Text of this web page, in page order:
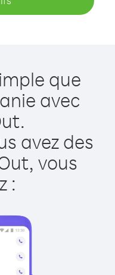
que
avec
avez des
vous
: